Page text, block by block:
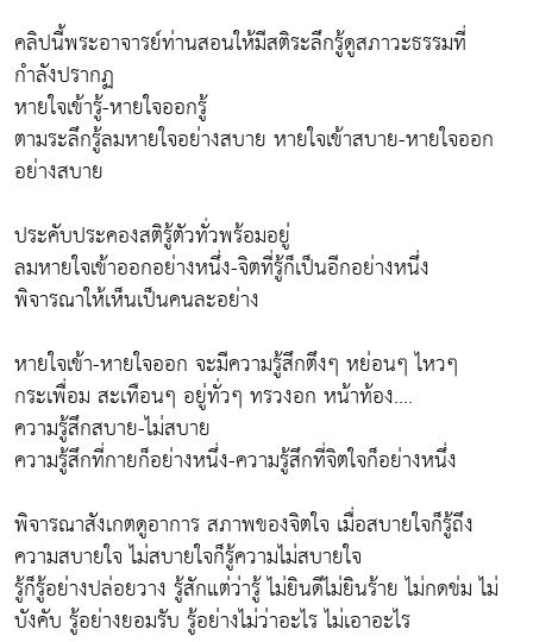
คลิปนี้พระอาจารย์ท่านสอนให้มีสติระลึกรู้ดูสภาวะธรรมที่
กำลังปรากฏ
หายใจเข้ารู้-หายใจออกรู้
ตามระลึกรู้ลมหายใจอย่างสบาย หายใจเข้าสบาย-หายใจออก
อย่างสบาย
ประคับประคองสติรู้ตัวทั่วพร้อมอยู่
ลมหายใจเข้าออกอย่างหนึ่ง-จิตที่รู้ก็เป็นอีกอย่างหนึ่ง
พิจารณาให้เห็นเป็นคนละอย่าง
หายใจเข้า-หายใจออก จะมีความรู้สึกตึงๆ หย่อนๆ ไหวๆ
กระเพื่อม สะเทือนๆ อยู่ทั่วๆ ทรวงอก หน้าท้อง....
ความรู้สึกสบาย-ไม่สบาย
ความรู้สึกที่กายก็อย่างหนึ่ง-ความรู้สึกที่จิตใจก็อย่างหนึ่ง
พิจารณาสังเกตดูอาการ สภาพของจิตใจ เมื่อสบายใจก็รู้ถึง
ความสบายใจ ไม่สบายใจก็รู้ความไม่สบายใจ
รู้ก็รู้อย่างปล่อยวาง รู้สักแต่ว่ารู้ ไม่ยินดีไม่ยินร้าย ไม่กดข่ม ไม่
บังคับ รู้อย่างยอมรับ รู้อย่างไม่ว่าอะไร ไม่เอาอะไร